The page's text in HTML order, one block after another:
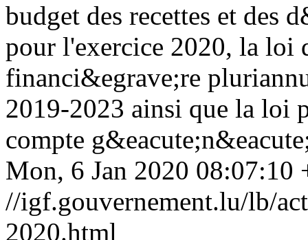
budget des recettes et des
pour l'exercice 2020, la loi
financi&egrave;re
2019-2023 ainsi que la loi
compte
Mon, 6 Jan 2020 08:07:10
//igf.gouvernement.lu/lb/
2020.html